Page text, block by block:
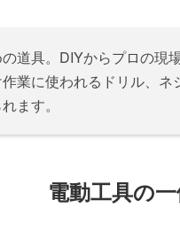
道具。DIYからプロの
業に使われるドリル、
ます。
電動工具の